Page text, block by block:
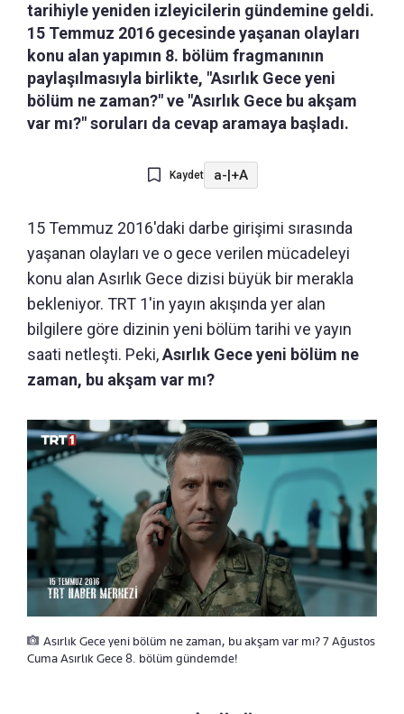
tarihiyle yeniden izleyicilerin gündemine geldi.
15 Temmuz 2016 gecesinde yaşanan olayları
konu alan yapımın 8. bölüm fragmanının
paylaşılmasıyla birlikte, "Asırlık Gece yeni
bölüm ne zaman?" ve "Asırlık Gece bu akşam
var mı?" soruları da cevap aramaya başladı.
Kaydet a-|+A
15 Temmuz 2016'daki darbe girişimi sırasında
yaşanan olayları ve o gece verilen mücadeleyi
konu alan Asırlık Gece dizisi büyük bir merakla
bekleniyor. TRT 1'in yayın akışında yer alan
bilgilere göre dizinin yeni bölüm tarihi ve yayın
saati netleşti. Peki,Asırlık Gece yeni bölüm ne
zaman, bu akşam var mı?
Asırlık Gece yeni bölüm ne zaman, bu akşam var mı? 7 Ağustos
Cuma Asırlık Gece 8. bölüm gündemde!